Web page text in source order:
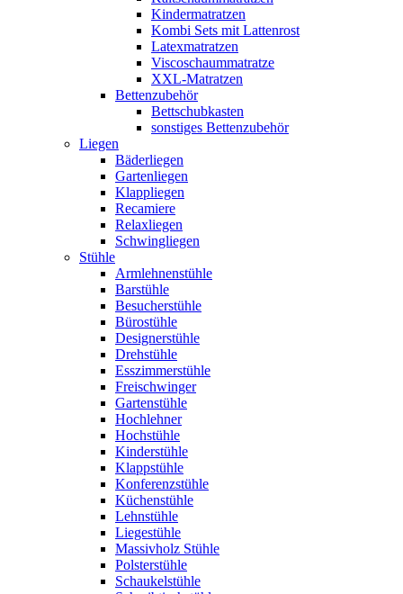
Kindermatratzen
Kombi Sets mit Lattenrost
Latexmatratzen
Viscoschaummatratze
XXL-Matratzen
Bettenzubehör
Bettschubkasten
sonstiges Bettenzubehör
Liegen
Bäderliegen
Gartenliegen
Klappliegen
Recamiere
Relaxliegen
Schwingliegen
Stühle
Armlehnenstühle
Barstühle
Besucherstühle
Bürostühle
Designerstühle
Drehstühle
Esszimmerstühle
Freischwinger
Gartenstühle
Hochlehner
Hochstühle
Kinderstühle
Klappstühle
Konferenzstühle
Küchenstühle
Lehnstühle
Liegestühle
Massivholz Stühle
Polsterstühle
Schaukelstühle